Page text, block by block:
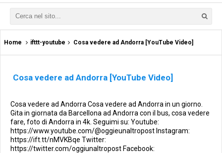
Home ifttt-youtube Cosa vedere ad Andorra [YouTube Video]
Cosa vedere ad Andorra [YouTube Video]
Cosa vedere ad Andorra Cosa vedere ad Andorra in un giorno.
Gita in giornata da Barcellona ad Andorra con il bus, cosa vedere
fare, foto di Andorra in 4k. Seguimi su: Youtube:
https://www.youtube.com/@oggieunaltropost Instagram:
https://ift.tt/nMVKBqe Twitter:
https://twitter.com/oggiunaltropost Facebook: